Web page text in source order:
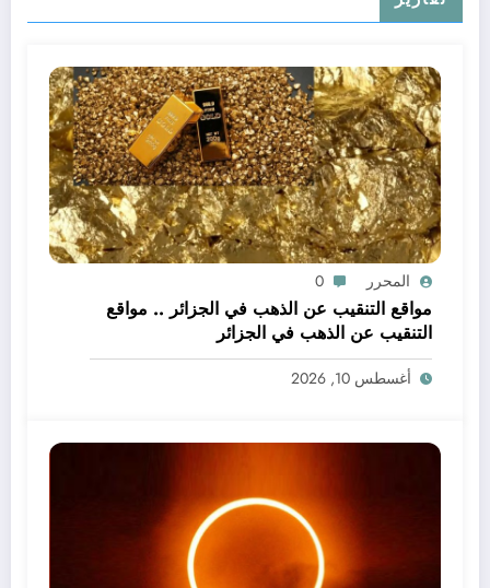
المحرر 0
مواقع التنقيب عن الذهب في الجزائر .. مواقع
التنقيب عن الذهب في الجزائر
أغسطس 10, 2026